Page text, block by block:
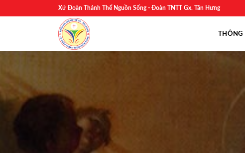
to
Xứ Đoàn Thánh Thể Nguồn Sống - Đoàn TNTT Gx. Tân Hưng
THÔNG